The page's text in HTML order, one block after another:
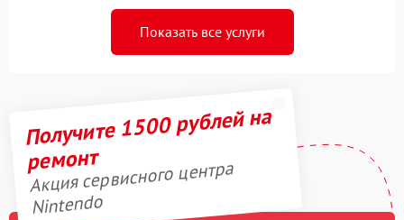
Показать все услуги
Получите 1500 рублей на
ремонт
Акция сервисного центра
Nintendo